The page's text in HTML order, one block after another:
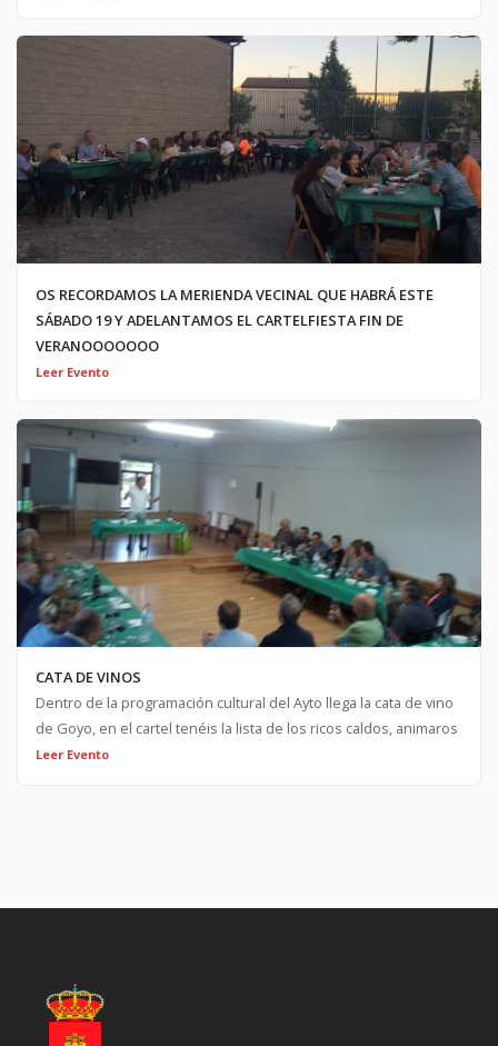
OS RECORDAMOS LA MERIENDA VECINAL QUE HABRÁ ESTE
SÁBADO 19 Y ADELANTAMOS EL CARTELFIESTA FIN DE
VERANOOOOOOO
Este sábado merienda popular, trae lo que quieras para compartir y
verano. Habrá sorpresas que os anunciaremos..... Buen verano¡¡¡ Os dejamos
el enlace de las fotossss:
https://www.flickr.com/photos/133173200@N07/35920896624/in/
https://www.flickr.com/photos/133173200@N07/36706150821/in/
Leer Evento
CATA DE VINOS
Dentro de la programación cultural del Ayto llega la cata de vino
de Goyo, en el cartel tenéis la lista de los ricos caldos, animaros
a disfrutarlossssss
Leer Evento